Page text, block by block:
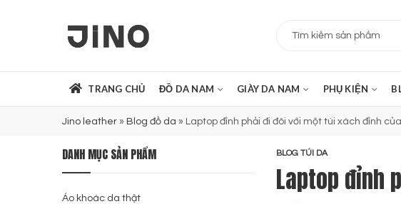
TRANG CHỦ ĐỒ DA NAM GIÀY DA NAM PHỤ KIỆN
Jino leather » Blog đồ da » Laptop đỉnh phải đi đôi với một túi xách đỉnh
BLOG TÚI DA
Laptop đỉnh
DANH MỤC SẢN PHẨM
Áo khoác da thật